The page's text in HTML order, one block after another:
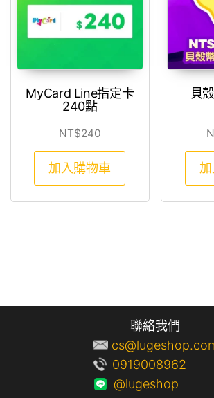
MyCard Line指定卡
240點
NT$240
加入購物車
貝
聯絡我們
0919008962
@lugeshop